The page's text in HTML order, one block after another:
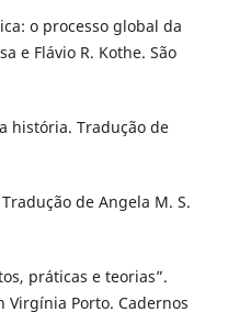
o processo global da
e Flávio R. Kothe. São
história. Tradução de
de Angela M. S.
práticas e teorias”.
Porto. Cadernos